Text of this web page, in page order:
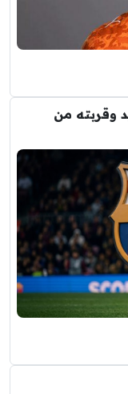
وقربته من